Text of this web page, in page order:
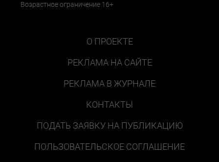
Возрастное ограничение 16+
О ПРОЕКТЕ
РЕКЛАМА НА САЙТЕ
РЕКЛАМА В ЖУРНАЛЕ
КОНТАКТЫ
ПОДАТЬ ЗАЯВКУ НА ПУБЛИКАЦИЮ
ПОЛЬЗОВАТЕЛЬСКОЕ СОГЛАШЕНИЕ